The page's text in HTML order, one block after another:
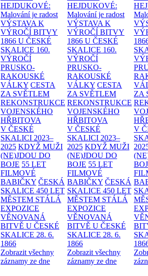
HEJDUKOVÉ:
Malování je radost
VÝSTAVA K
VÝROČÍ BITVY
1866 U ČESKÉ
SKALICE 160.
VÝROČÍ
PRUSKO-
RAKOUSKÉ
VÁLKY CESTA
ZA SVĚTLEM
REKONSTRUKCE
VOJENSKÉHO
HŘBITOVA
V ČESKÉ
SKALICI 2023–
2025 KDYŽ MUŽI
(NE)JDOU DO
BOJE 55 LET
FILMOVÉ
BABIČKY ČESKÁ
SKALICE 450 LET
MĚSTEM STÁLÁ
EXPOZICE
VĚNOVANÁ
BITVĚ U ČESKÉ
SKALICE 28. 6.
1866
Zobrazit všechny
záznamy ze dne
HEJDUKOVÉ:
Malování je radost
VÝSTAVA K
VÝROČÍ BITVY
1866 U ČESKÉ
SKALICE 160.
VÝROČÍ
PRUSKO-
RAKOUSKÉ
VÁLKY CESTA
ZA SVĚTLEM
REKONSTRUKCE
VOJENSKÉHO
HŘBITOVA
V ČESKÉ
SKALICI 2023–
2025 KDYŽ MUŽI
(NE)JDOU DO
BOJE 55 LET
FILMOVÉ
BABIČKY ČESKÁ
SKALICE 450 LET
MĚSTEM STÁLÁ
EXPOZICE
VĚNOVANÁ
BITVĚ U ČESKÉ
SKALICE 28. 6.
1866
Zobrazit všechny
záznamy ze dne
ZA
V